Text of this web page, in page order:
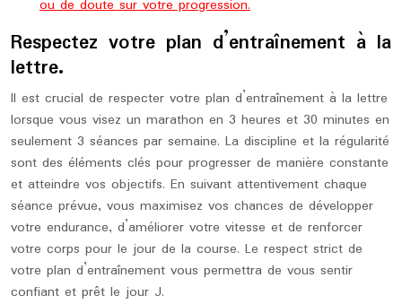
ou de doute sur votre progression.
Respectez votre plan d’entraînement à la
lettre.
Il est crucial de respecter votre plan d’entraînement à la lettre
lorsque vous visez un marathon en 3 heures et 30 minutes en
seulement 3 séances par semaine. La discipline et la régularité
sont des éléments clés pour progresser de manière constante
et atteindre vos objectifs. En suivant attentivement chaque
séance prévue, vous maximisez vos chances de développer
votre endurance, d’améliorer votre vitesse et de renforcer
votre corps pour le jour de la course. Le respect strict de
votre plan d’entraînement vous permettra de vous sentir
confiant et prêt le jour J.